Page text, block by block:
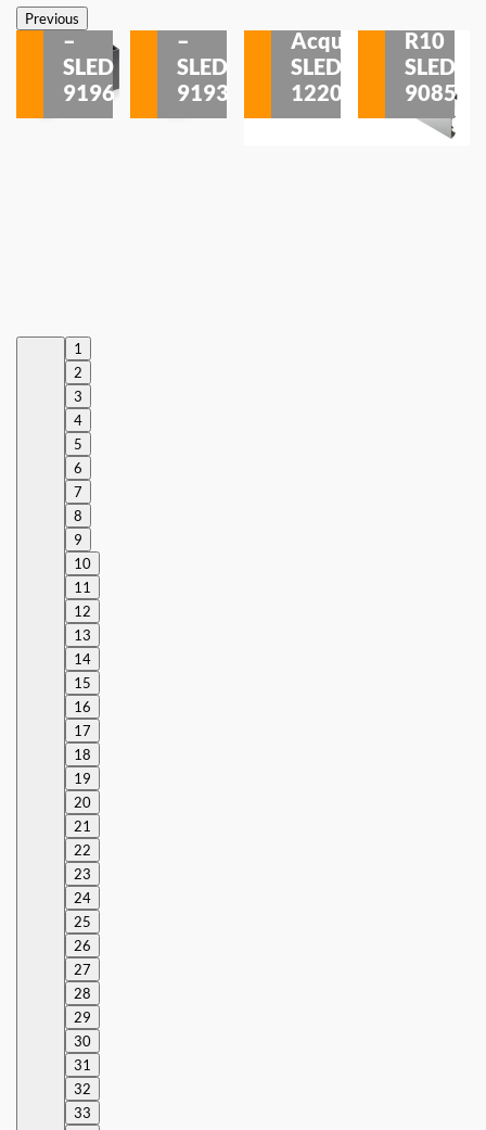
PreviousSobrepor
–
SLED
9196
–
SLED
9193
Acqua
SLED
1220
R10
SLED
9085
1
2
3
4
5
6
7
8
9
10
11
12
13
14
15
16
17
18
19
20
21
22
23
24
25
26
27
28
29
30
31
32
33